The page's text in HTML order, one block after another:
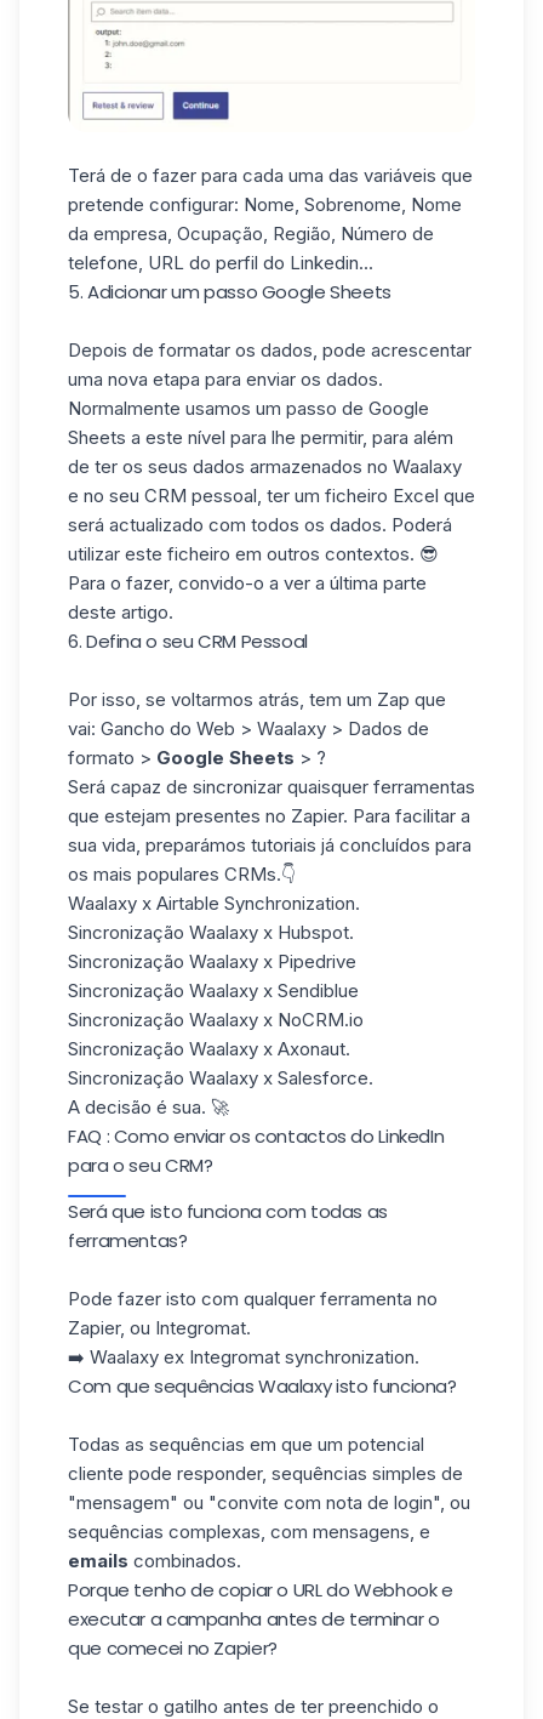
Terá de o fazer para cada uma das variáveis que
pretende configurar: Nome, Sobrenome, Nome
da empresa, Ocupação, Região, Número de
telefone, URL do perfil do Linkedin...
5. Adicionar um passo Google Sheets
Depois de formatar os dados, pode acrescentar
uma nova etapa para enviar os dados.
Normalmente usamos um passo de Google
Sheets a este nível para lhe permitir, para além
de ter os seus dados armazenados no Waalaxy
e no seu CRM pessoal, ter um ficheiro Excel que
será actualizado com todos os dados. Poderá
utilizar este ficheiro em outros contextos. 😎
Para o fazer, convido-o a ver a última parte
deste artigo.
6. Defina o seu CRM Pessoal
Por isso, se voltarmos atrás, tem um Zap que
vai: Gancho do Web > Waalaxy > Dados de
formato > Google Sheets > ?
Será capaz de sincronizar quaisquer ferramentas
que estejam presentes no Zapier. Para facilitar a
sua vida, preparámos tutoriais já concluídos para
os mais populares CRMs.👇
Waalaxy x Airtable Synchronization.
Sincronização Waalaxy x Hubspot.
Sincronização Waalaxy x Pipedrive
Sincronização Waalaxy x Sendiblue
Sincronização Waalaxy x NoCRM.io
Sincronização Waalaxy x Axonaut.
Sincronização Waalaxy x Salesforce.
A decisão é sua. 🚀
FAQ : Como enviar os contactos do LinkedIn
para o seu CRM?
Será que isto funciona com todas as
ferramentas?
Pode fazer isto com qualquer ferramenta no
Zapier, ou Integromat.
➡️ Waalaxy ex Integromat synchronization.
Com que sequências Waalaxy isto funciona?
Todas as sequências em que um potencial
cliente pode responder, sequências simples de
"mensagem" ou "convite com nota de login", ou
sequências complexas, com mensagens, e
emails combinados.
Porque tenho de copiar o URL do Webhook e
executar a campanha antes de terminar o
que comecei no Zapier?
Se testar o gatilho antes de ter preenchido o